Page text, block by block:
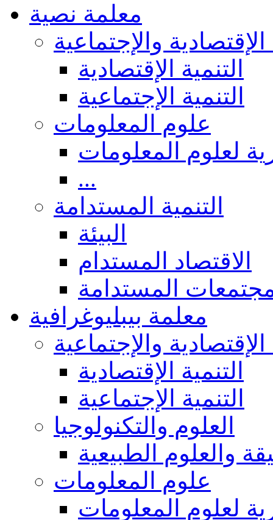
معلمة نصية
الإقتصادية والإجتماعية
التنمية الإقتصادية
التنمية الإجتماعية
علوم المعلومات
لعلوم المعلومات
...
التنمية المستدامة
البيئة
الاقتصاد المستدام
المستدامة
معلمة بيبليوغرافية
الإقتصادية والإجتماعية
التنمية الإقتصادية
التنمية الإجتماعية
العلوم والتكنولوجيا
والعلوم الطبيعية
علوم المعلومات
لعلوم المعلومات